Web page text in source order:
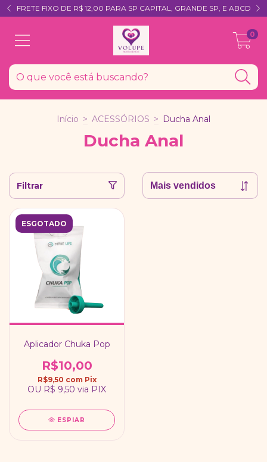
FRETE FIXO DE R$ 12,00 PARA SP CAPITAL, GRANDE SP, E ABCD
0
Início > ACESSÓRIOS > Ducha Anal
Ducha Anal
Filtrar
ESGOTADO
Aplicador Chuka Pop
R$10,00
R$9,50 com Pix
OU R$ 9,50 via PIX
ESPIAR